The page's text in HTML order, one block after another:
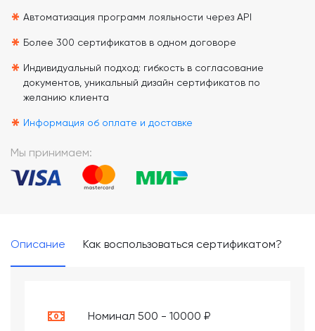
* Автоматизация программ лояльности через API
* Более 300 сертификатов в одном договоре
* Индивидуальный подход: гибкость в согласование
документов, уникальный дизайн сертификатов по
желанию клиента
* Информация об оплате и доставке
Мы принимаем:
Описание Как воспользоваться сертификатом?
Номинал 500 - 10000 ₽